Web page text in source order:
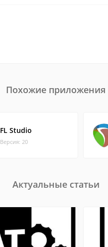
Похожие приложения
FL Studio
Версия: 20
Актуальные статьи